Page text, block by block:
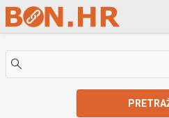
Skip to Main Content